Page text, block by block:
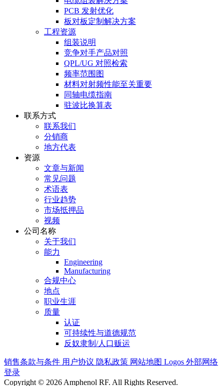
PCB 发射优化
板对板定制解决方案
工程资源
组装说明
竞争对手产品对照
QPL/UG 对照检索
频率范围图
材料对射频性能至关重要
同轴电缆指南
驻波比换算表
联系方式
联系我们
分销商
地方代表
资源
文章与新闻
常见问题
术语表
行业趋势
市场抵押品
视频
公司名称
关于我们
能力
Engineering
Manufacturing
合规中心
地点
职业生涯
质量
认证
可持续性与道德规范
反奴隶制/人口贩运
销售条款与条件 用户协议 隐私政策 网站地图 Logos 外部网络
登录
Copyright © 2026 Amphenol RF. All Rights Reserved.